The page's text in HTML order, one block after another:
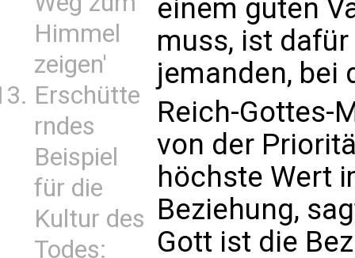
Himmel
zeigen'
Erschütte
rndes
Beispiel
für die
Kultur des
Todes:
einem guten
muss, ist dafür
jemanden, bei
Reich-Gottes-
von der
höchste Wert
Beziehung,
Gott ist die